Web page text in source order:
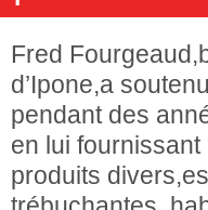
Fred
d’Ipone,a
pendant des
en lui fournissant
produits